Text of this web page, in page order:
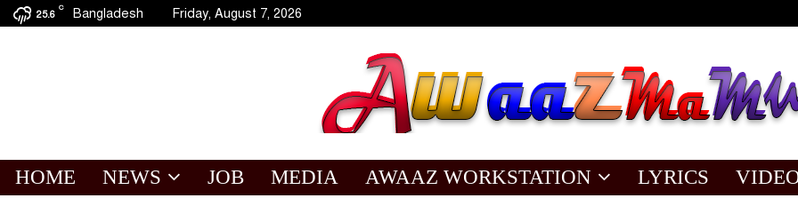
25.6
C Bangladesh Friday, August 7, 2026
HOME NEWS JOB MEDIA AWAAZ WORKSTATION LYRICS